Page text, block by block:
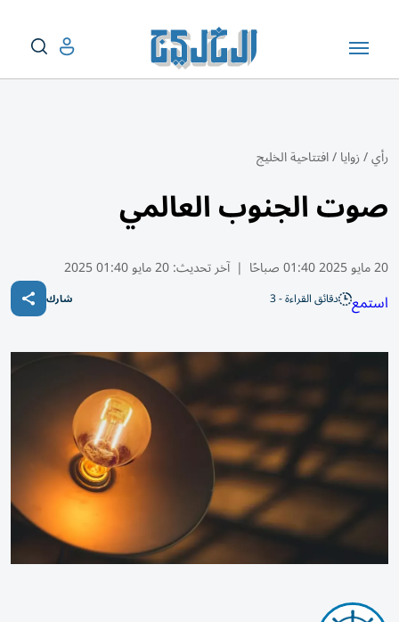
رأي/زوايا/افتتاحية الخليج
صوت الجنوب العالمي
20 مايو 2025 01:40 صباحًا | آخر تحديث:20 مايو 01:40 2025
استمع دقائق القراءة - 3 شارك